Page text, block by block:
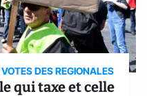
DES REGIONALES
qui taxe et celle